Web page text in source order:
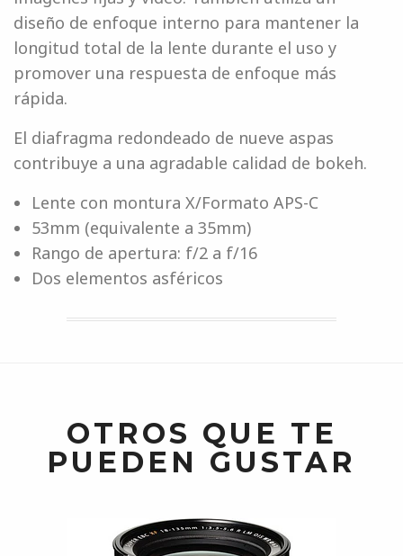
diseño de enfoque interno para mantener la
longitud total de la lente durante el uso y
promover una respuesta de enfoque más
rápida.
El diafragma redondeado de nueve aspas
contribuye a una agradable calidad de bokeh.
Lente con montura X/Formato APS-C
53mm (equivalente a 35mm)
Rango de apertura: f/2 a f/16
Dos elementos asféricos
OTROS QUE TE
PUEDEN GUSTAR